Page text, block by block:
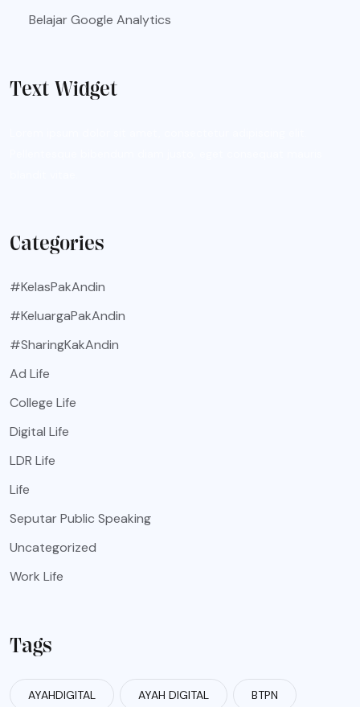
Belajar Google Analytics
Text Widget
Categories
#KelasPakAndin
#KeluargaPakAndin
#SharingKakAndin
Ad Life
College Life
Digital Life
LDR Life
Life
Seputar Public Speaking
Uncategorized
Work Life
Tags
AYAHDIGITAL AYAH DIGITAL BTPN